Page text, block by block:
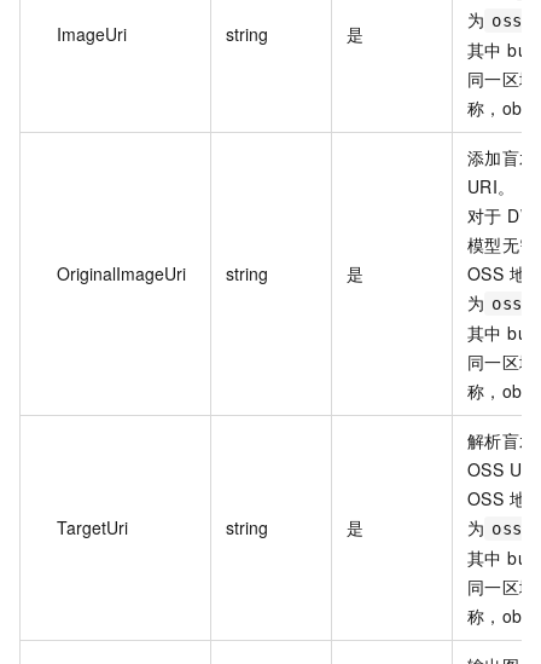
ImageUri string 是
为
其中
同一区
称，
OriginalImageUri string 是
添加盲
URI。
对于
模型无
OSS 地
为
其中
同一区
称，
TargetUri string 是
解析盲
OSS
OSS 地
为
其中
同一区
称，